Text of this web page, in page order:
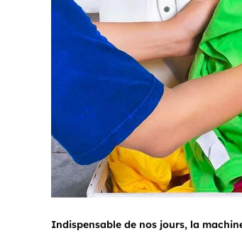
Indispensable de nos jours, la